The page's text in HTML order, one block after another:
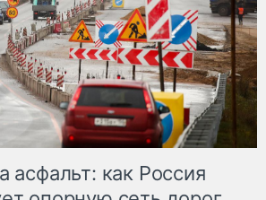
асфальт: как Россия